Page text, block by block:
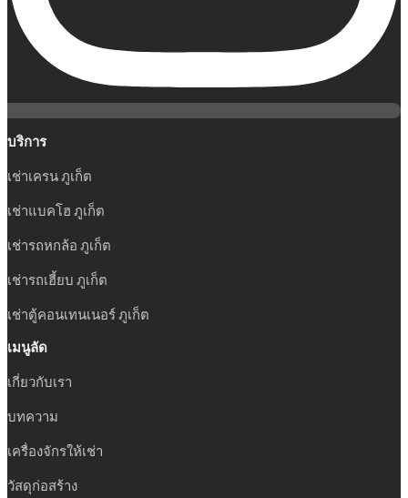
บริการ
เช่าเครน ภูเก็ต
เช่าแบคโฮ ภูเก็ต
เช่ารถหกล้อ ภูเก็ต
เช่ารถเฮี้ยบ ภูเก็ต
เช่าตู้คอนเทนเนอร์ ภูเก็ต
เมนูลัด
เกี่ยวกับเรา
บทความ
เครื่องจักรให้เช่า
วัสดุก่อสร้าง